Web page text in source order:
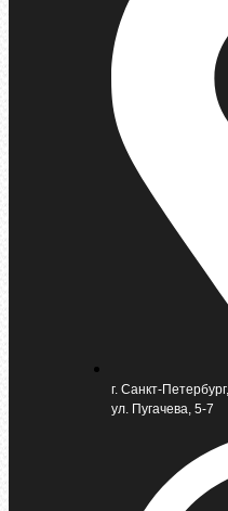
г. Санкт-Петербург,
ул. Пугачева, 5-7